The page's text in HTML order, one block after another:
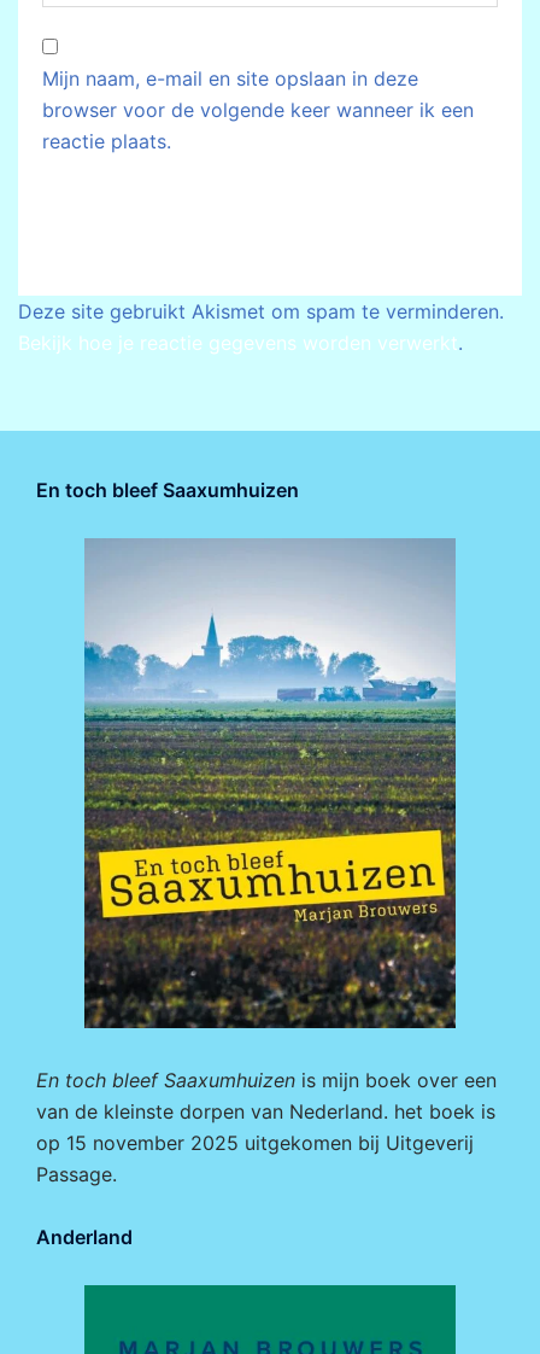
Mijn naam, e-mail en site opslaan in deze
browser voor de volgende keer wanneer ik een
reactie plaats.
Deze site gebruikt Akismet om spam te verminderen.
Bekijk hoe je reactie gegevens worden verwerkt.
En toch bleef Saaxumhuizen
En toch bleef Saaxumhuizen is mijn boek over een
van de kleinste dorpen van Nederland. het boek is
op 15 november 2025 uitgekomen bij Uitgeverij
Passage.
Anderland